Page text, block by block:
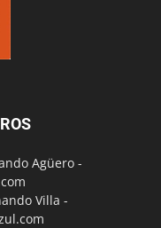
Agüero -
Villa -